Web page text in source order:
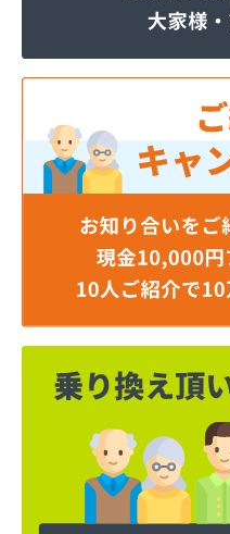
ミライフ東日本株式会
ミライフ東日本株式
ミライフ東日本株式
ロジトライ東北株式会
ワタヒョウ株式会社
ワタヒョウ株式会社エ
阿部栄商店
伊藤忠エネクスホーム
井ゲ田電器店
塩釜ガス株式会社
岡田燃料店
岡本商店
柿沼米穀店
株式会社アイザワ
株式会社アストモスガ
株式会社アベキ
株式会社アベキ 塩釜
株式会社アベキ 女川